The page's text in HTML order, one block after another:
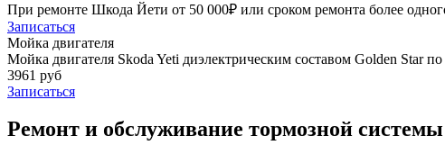
При ремонте Шкода Йети от 50 000₽ или сроком ремонта более
Записаться
Мойка двигателя
Мойка двигателя Skoda Yeti диэлектрическим составом Golden Star
3961 руб
Записаться
Ремонт и обслуживание тормозной